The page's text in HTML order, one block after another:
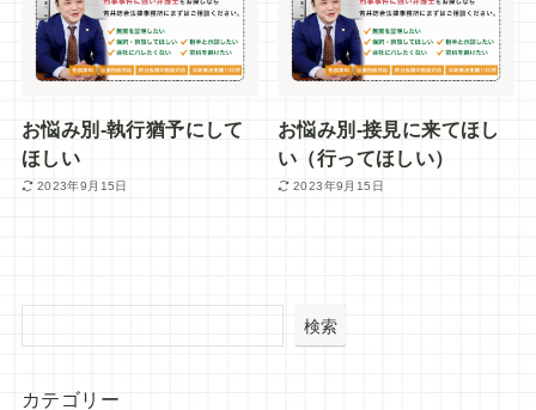
お悩み別-執行猶予にして
ほしい
2023年9月15日
お悩み別-接見に来てほし
い（行ってほしい）
2023年9月15日
検索
カテゴリー